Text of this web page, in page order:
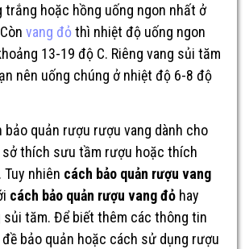
trắng hoặc hồng uống ngon nhất ở
vang đỏthì nhiệt độ uống ngon
13-19 độ C. Riêng vang sủi tăm
nên uống chúng ở nhiệt độ 6-8 độ
bảo quản rượu rượu vang dành cho
thích sưu tầm rượu hoặc thích
Tuy nhiên cách bảo quản rượu vang
cách bảo quản rượu vang đỏ hay
sủi tăm. Để biết thêm các thông tin
bảo quản hoặc cách sử dụng rượu